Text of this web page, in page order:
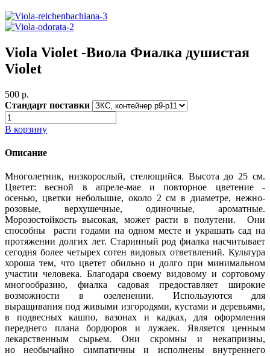
Viola Violet -Виола Фиалка душистая
Violet
500 p.
Стандарт поставки
В корзину
Описание
Многолетник, низкорослый, стелющийся. Высота до 25 см.
Цветет: весной в апреле-мае и повторное цветение -
осенью, цветки небольшие, около 2 см в диаметре, нежно-
розовые, верхушечные, одиночные, ароматные.
Морозостойкость высокая, может расти в полутени. Они
способны расти годами на одном месте и украшать сад на
протяжении долгих лет. Старинный род фиалка насчитывает
сегодня более четырех сотен видовых ответвлений. Культура
хороша тем, что цветет обильно и долго при минимальном
участии человека. Благодаря своему видовому и сортовому
многообразию, фиалка садовая предоставляет широкие
возможности в озеленении. Используются для
выращивания под живыми изгородями, кустами и деревьями,
в подвесных кашпо, вазонах и кадках, для оформления
переднего плана бордюров и лужаек. Является ценным
лекарственным сырьем. Они скромны и некапризны,
но необычайно симпатичны и исполнены внутреннего